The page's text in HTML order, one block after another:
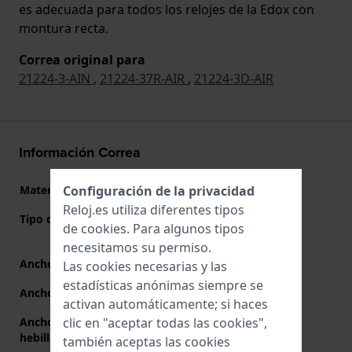
es adecuada para todos los relojes de la Edox con
montura recta.
Correa original para
21224-3-AIN , 21224-37R-AIR , 21224-3D-AIR
Información Correa
Material correa
Cuero
Tipo de material
Piel de becerro con
estampado de lagarto
Ancho de correa
26 mm
Ancho de las asas
26 mm
Ancho de correa en la
hebilla
16 mm
Configuración de la privacidad
Reloj.es utiliza diferentes tipos
de cookies. Para algunos tipos
necesitamos su permiso.
Las cookies necesarias y las
estadísticas anónimas siempre se
activan automáticamente; si haces
clic en "aceptar todas las cookies",
también aceptas las cookies